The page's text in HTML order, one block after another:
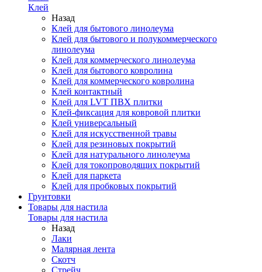
Клей
Назад
Клей для бытового линолеума
Клей для бытового и полукоммерческого
линолеума
Клей для коммерческого линолеума
Клей для бытового ковролина
Клей для коммерческого ковролина
Клей контактный
Клей для LVT ПВХ плитки
Клей-фиксация для ковровой плитки
Клей универсальный
Клей для искусственной травы
Клей для резиновых покрытий
Клей для натурального линолеума
Клей для токопроводящих покрытий
Клей для паркета
Клей для пробковых покрытий
Грунтовки
Товары для настила
Товары для настила
Назад
Лаки
Малярная лента
Скотч
Стрейч